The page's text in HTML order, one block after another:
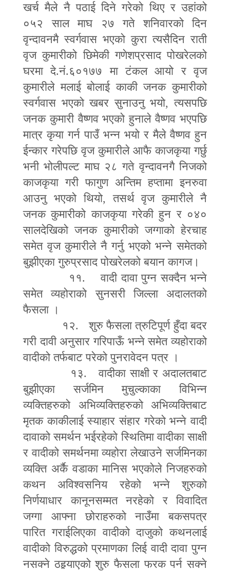
खर्च मैले नै पठाई दिने गरेको थिए र उहांको
०५२ साल माघ २७ गते शनिवारको दिन
वृन्दावनमै स्वर्गवास भएको कुरा त्यसैदिन राती
वृज कुमारीको छिमेकी गणेशप्रसाद पोखरेलको
घरमा दे.नं.६०१७७ मा टंकल आयो र वृज
कुमारीले मलाई बोलाई काकी जनक कुमारीको
स्वर्गवास भएको खबर सुनाउनु भयो,त्यसपछि
जनक कुमारी वैष्णव भएको हुनाले वैष्णव भएपछि
मात्र कृया गर्न पाउँ भन्न भयो र मैले वैष्णव हुन
ईन्कार गरेपछि वृज कुमारीले आफै काजकृया गर्छु
भनी भोलीपल्ट माघ २८ गते वृन्दावनगै निजको
काजकृया गरी फागुण अन्तिम हप्तामा इनरुवा
आउनु भएको थियो,तसर्थ वृज कुमारीले नै
जनक कुमारीको काजकृया गरेकी हुन र ०४०
सालदेखिको जनक कुमारीको जग्गाको हेरचाह
समेत वृज कुमारीले नै गर्नु भएको भन्ने समेतको
बुझीएका गुरुप्रसाद पोखरेलको बयान कागज।
११. वादी दावा पुग्न सक्दैन भन्ने
समेत व्यहोराको सुनसरी जिल्ला अदालतको
फैसला ।
१२. शुरु फैसला त्रुटिपूर्ण हुँदा बदर
गरी दावी अनुसार गरिपाऊँ भन्ने समेत व्यहोराको
वादीको तर्फबाट परेको पुनरावेदन पत्र ।
१३. वादीका साक्षी र अदालतबाट
बुझीएका सर्जमिन मुचुल्काका विभिन्न
व्यक्तिहरुको अभिव्यक्तिहरुको अभिव्यक्तिबाट
मृतक काकीलाई स्याहार संहार गरेको भन्ने वादी
दावाको समर्थन भईरहेको स्थितिमा वादीका साक्षी
र वादीको समर्थनमा व्यहोरा लेखाउने सर्जमिनका
व्यक्ति अर्कै वडाका मानिस भएकोले निजहरुको
कथन अविश्वसनिय रहेको भन्ने शुरुको
निर्णयाधार कानूनसम्मत नरहेको र विवादित
जग्गा आफ्ना छोराहरुको नाउँमा बकसपत्र
पारित गराईलिएका वादीको दाजुको कथनलाई
वादीको विरुद्धको प्रमाणका लिई वादी दावा पुग्न
नसक्ने ठहर्‍याएको शुरु फैसला फरक पर्न सक्ने